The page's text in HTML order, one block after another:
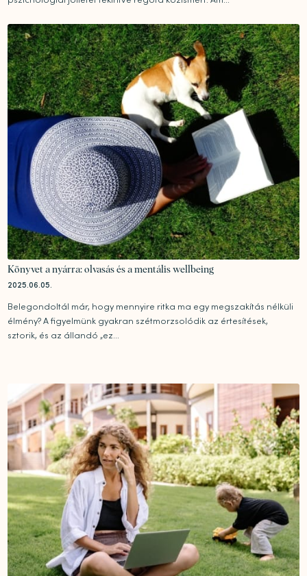
Könyvet a nyárra: olvasás és a mentális wellbeing
2025.06.05.
Belegondoltál már, hogy mennyire ritka ma egy megszakítás nélküli
élmény? A figyelmünk gyakran szétmorzsolódik az értesítések,
sztorik, és az állandó „ez...